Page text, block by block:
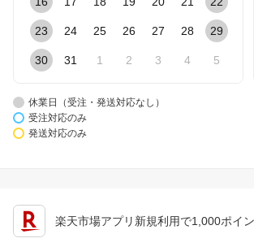
23 24 25 26 27 28 29
30 31 1 2 3 4 5
休業日（受注・発送対応なし）
受注対応のみ
発送対応のみ
楽天市場アプリ新規利用で1,000ポイ